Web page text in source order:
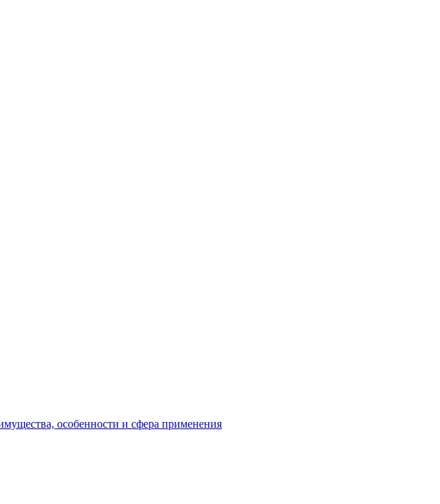
особенности и сфера применения